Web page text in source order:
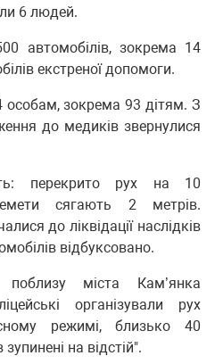
6 людей.
автомобілів, зокрема 14
екстреної допомоги.
зокрема 93 дітям. З
до медиків звернулися
перекрито рух на 10
сягають 2 метрів.
до ліквідації наслідків
відбуксовано.
поблизу міста Кам’янка
організували рух
режимі, близько 40
на відстій".